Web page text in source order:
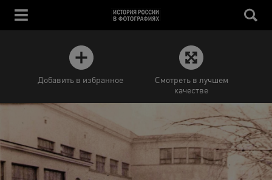
Добавить в избранное
Смотреть в лучшем
качестве